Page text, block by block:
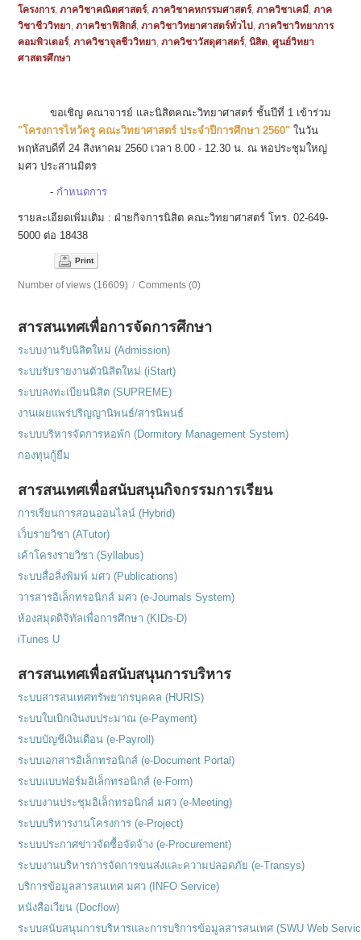
โครงการ,ภาควิชาคณิตศาสตร์,ภาควิชาคหกรรมศาสตร์,ภาควิชาเคมี,ภาค
วิชาชีววิทยา,ภาควิชาฟิสิกส์,ภาควิชาวิทยาศาสตร์ทั่วไป ,ภาควิชาวิทยาการ
คอมพิวเตอร์,ภาควิชาจุลชีววิทยา,ภาควิชาวัสดุศาสตร์,นิสิต,ศูนย์วิทยา
ศาสตรศึกษา
ขอเชิญ คณาจารย์ และนิสิตคณะวิทยาศาสตร์ ชั้นปีที่ 1 เข้าร่วม
"โครงการไหว้ครู คณะวิทยาศาสตร์ ประจำปีการศึกษา 2560" ในวัน
พฤหัสบดีที่ 24 สิงหาคม 2560 เวลา 8.00 - 12.30 น. ณ หอประชุมใหญ่
มศว ประสานมิตร
- กำหนดการ
รายละเอียดเพิ่มเติม : ฝ่ายกิจการนิสิต คณะวิทยาศาสตร์ โทร. 02-649-
5000 ต่อ 18438
Print
Number of views (16609) / Comments (0)
สารสนเทศเพื่อการจัดการศึกษา
ระบบงานรับนิสิตใหม่ (Admission)
ระบบรับรายงานตัวนิสิตใหม่ (iStart)
ระบบลงทะเบียนนิสิต (SUPREME)
งานเผยแพร่ปริญญานิพนธ์/สารนิพนธ์
ระบบบริหารจัดการหอพัก (Dormitory Management System)
กองทุนกู้ยืม
สารสนเทศเพื่อสนับสนุนกิจกรรมการเรียน
การเรียนการสอนออนไลน์ (Hybrid)
เว็บรายวิชา (ATutor)
เค้าโครงรายวิชา (Syllabus)
ระบบสื่อสิ่งพิมพ์ มศว (Publications)
วารสารอิเล็กทรอนิกส์ มศว (e-Journals System)
ห้องสมุดดิจิทัลเพื่อการศึกษา (KIDs-D)
iTunes U
สารสนเทศเพื่อสนับสนุนการบริหาร
ระบบสารสนเทศทรัพยากรบุคคล (HURIS)
ระบบใบเบิกเงินงบประมาณ (e-Payment)
ระบบบัญชีเงินเดือน (e-Payroll)
ระบบเอกสารอิเล็กทรอนิกส์ (e-Document Portal)
ระบบแบบฟอร์มอิเล็กทรอนิกส์ (e-Form)
ระบบงานประชุมอิเล็กทรอนิกส์ มศว (e-Meeting)
ระบบบริหารงานโครงการ (e-Project)
ระบบประกาศข่าวจัดซื้อจัดจ้าง (e-Procurement)
ระบบงานบริหารการจัดการขนส่งและความปลอดภัย (e-Transys)
บริการข้อมูลสารสนเทศ มศว (INFO Service)
หนังสือเวียน (Docflow)
ระบบสนับสนุนการบริหารและการบริการข้อมูลสารสนเทศ (SWU Web